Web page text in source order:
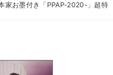
家お墨付き「PPAP-2020-」超特